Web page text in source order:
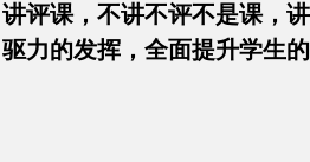
讲评课，不讲不评不是课，
驱力的发挥，全面提升学生